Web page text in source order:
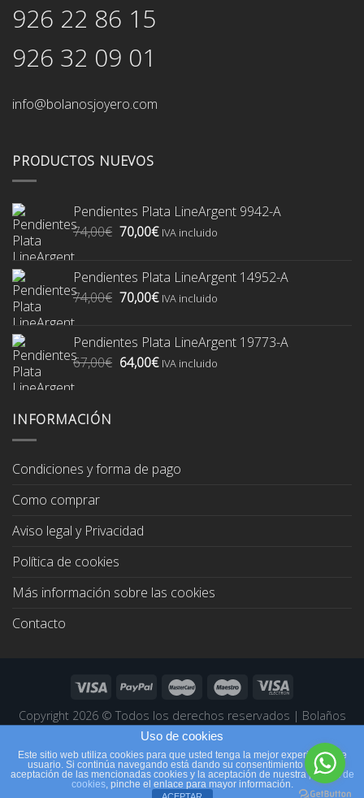
926 22 86 15
926 32 09 01
info@bolanosjoyero.com
PRODUCTOS NUEVOS
Pendientes Plata LineArgent 9942-A
74,00€ El
era:
74,00€.
70,00€El
es:
70,00€.
IVA incluido
Pendientes Plata LineArgent 14952-A
74,00€ El
era:
74,00€.
70,00€El
es:
70,00€.
IVA incluido
Pendientes Plata LineArgent 19773-A
67,00€ El
64,00€ElIVA incluido
INFORMACIÓN
Condiciones y forma de pago
Como comprar
Aviso legal y Privacidad
Política de cookies
Más información sobre las cookies
Contacto
Copyright 2026 © Todos los derechos reservados | Bolaños
Páginas Web Profesionales
Uso de cookies
Este sitio web utiliza cookies para que usted tenga la mejor experiencia de
usuario. Si continúa navegando está dando su consentimiento para la
aceptación de las mencionadas cookies y la aceptación de nuestrapolítica de
cookies, pinche el enlace para mayor información.